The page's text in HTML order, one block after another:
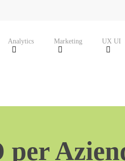
Analytics Marketing UX UI
per